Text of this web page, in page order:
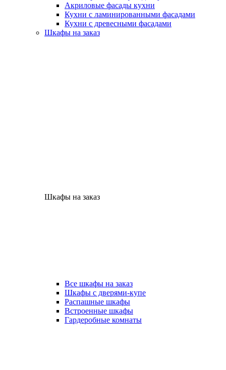
Акриловые фасады кухни
Кухни с ламинированными фасадами
Кухни с древесными фасадами
Шкафы на заказ
Шкафы на заказ
Все шкафы на заказ
Шкафы с дверями-купе
Распашные шкафы
Встроенные шкафы
Гардеробные комнаты